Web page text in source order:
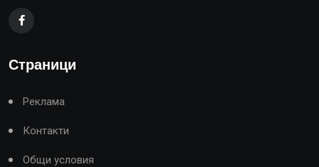
Страници
Реклама
Контакти
Общи условия